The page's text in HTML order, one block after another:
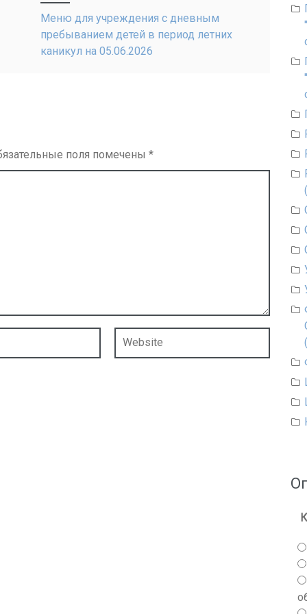
Меню для учреждения с дневным
пребыванием детей в период летних
каникул на 05.06.2026
поля помечены *